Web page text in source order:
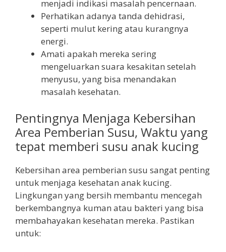
menjadi indikasi masalah pencernaan.
Perhatikan adanya tanda dehidrasi,
seperti mulut kering atau kurangnya
energi.
Amati apakah mereka sering
mengeluarkan suara kesakitan setelah
menyusu, yang bisa menandakan
masalah kesehatan.
Pentingnya Menjaga Kebersihan
Area Pemberian Susu, Waktu yang
tepat memberi susu anak kucing
Kebersihan area pemberian susu sangat penting
untuk menjaga kesehatan anak kucing.
Lingkungan yang bersih membantu mencegah
berkembangnya kuman atau bakteri yang bisa
membahayakan kesehatan mereka. Pastikan
untuk: